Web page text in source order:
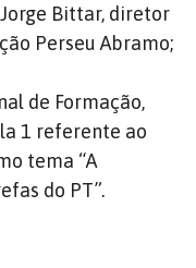
Bittar, diretor
Perseu Abramo;
de Formação,
1 referente ao
tema “A
do PT”.